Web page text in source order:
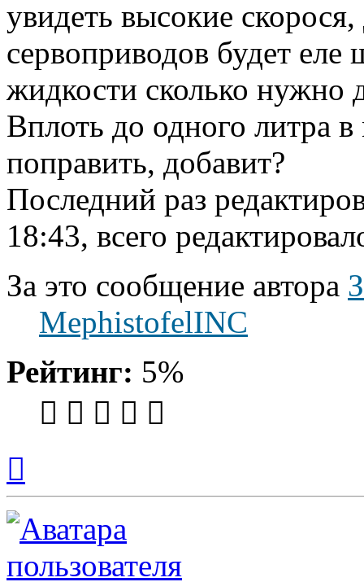
увидеть высокие
сервоприводов будет еле
жидкости сколько нужно
Вплоть до одного литра
поправить, добавит?
Последний раз
18:43, всего
За это сообщение автора
MephistofelINC
Рейтинг: 5%
началу